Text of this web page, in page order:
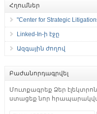
Հղումներ
"Center for Strategic
Linked-In-ի էջը
Ազգային ժողով
Բաժանորդագրվել
Մուտքագրեք Ձեր
ստացեք նոր